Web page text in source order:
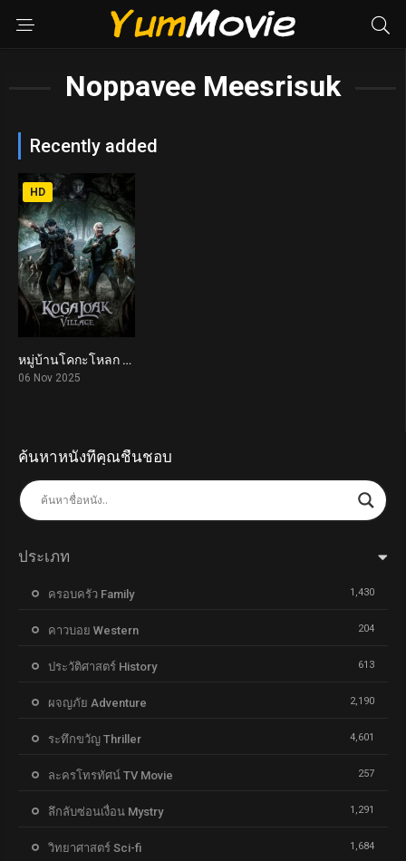
Noppavee Meesrisuk
Recently added
4.1
HD
หมู่บ้านโคกะโหลก Ko Ga Loak Village (2025)
06 Nov 2025
ค้นหาหนังที่คุณชื่นชอบ
ประเภท
ครอบครัว Family 1,430
คาวบอย Western 204
ประวัติศาสตร์ History 613
ผจญภัย Adventure 2,190
ระทึกขวัญ Thriller 4,601
ละครโทรทัศน์ TV Movie 257
ลึกลับซ่อนเงื่อน Mystry 1,291
วิทยาศาสตร์ Sci-fi 1,684